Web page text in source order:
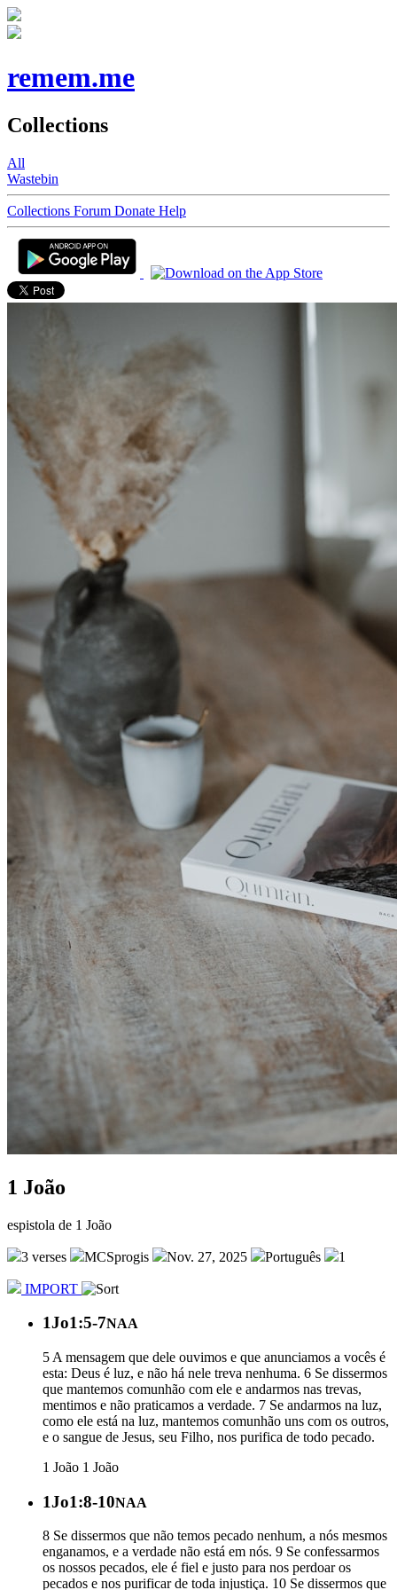
remem.me
Collections
All
Wastebin
Collections Forum Donate Help
1 João
espistola de 1 João
3 verses MCSprogis Nov. 27, 2025 Português 1
IMPORT
1Jo1:5-7NAA
5 A mensagem que dele ouvimos e que anunciamos a vocês é
esta: Deus é luz, e não há nele treva nenhuma. 6 Se dissermos
que mantemos comunhão com ele e andarmos nas trevas,
mentimos e não praticamos a verdade. 7 Se andarmos na luz,
como ele está na luz, mantemos comunhão uns com os outros,
e o sangue de Jesus, seu Filho, nos purifica de todo pecado.
1 João 1 João
1Jo1:8-10NAA
8 Se dissermos que não temos pecado nenhum, a nós mesmos
enganamos, e a verdade não está em nós. 9 Se confessarmos
os nossos pecados, ele é fiel e justo para nos perdoar os
pecados e nos purificar de toda injustiça. 10 Se dissermos que